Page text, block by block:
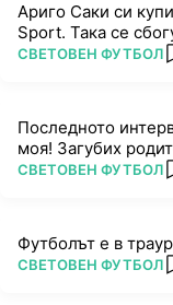
Ариго Саки си
Sport. Така се
ПОВЕЧЕ ОТ
СВЕТОВЕН ФУТБОЛ
Последното
моя! Загубих
ПОВЕЧЕ ОТ
СВЕТОВЕН ФУТБОЛ
Футболът е в
ПОВЕЧЕ ОТ
СВЕТОВЕН ФУТБОЛ